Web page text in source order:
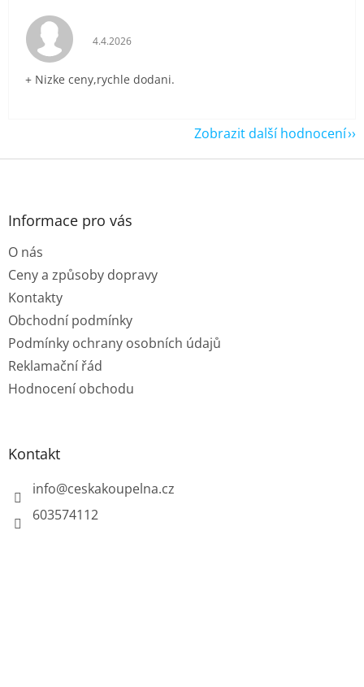
Hodnocení obchodu je 5 z 5 hvězdiček.
4.4.2026
+ Nizke ceny,rychle dodani.
Zobrazit další hodnocení
Z
Informace pro vás
O nás
Ceny a způsoby dopravy
Kontakty
Obchodní podmínky
Podmínky ochrany osobních údajů
Reklamační řád
Hodnocení obchodu
Kontakt
info@ceskakoupelna.cz
603574112